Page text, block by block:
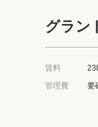
グラン
賃料
管理費 要